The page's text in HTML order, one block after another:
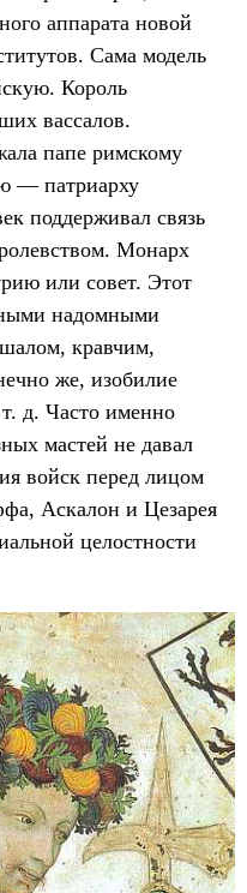
аппарата новой
Сама модель
Король
вассалов.
папе римскому
— патриарху
поддерживал связь
Монарх
или совет. Этот
надомными
кравчим,
же, изобилие
д. Часто именно
мастей не давал
войск перед лицом
Аскалон и Цезарея
целостности